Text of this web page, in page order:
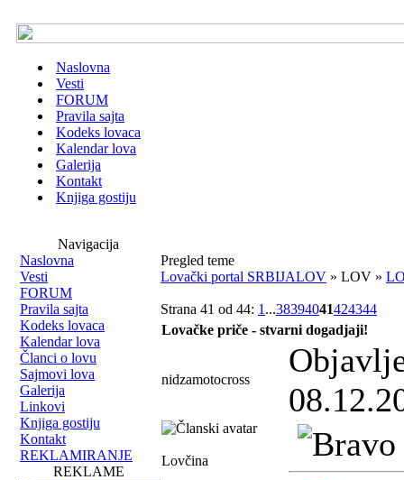
Naslovna
Vesti
FORUM
Pravila sajta
Kodeks lovaca
Kalendar lova
Galerija
Kontakt
Knjiga gostiju
Navigacija
Naslovna
Vesti
FORUM
Pravila sajta
Kodeks lovaca
Kalendar lova
Članci o lovu
Sajmovi lova
Galerija
Linkovi
Knjiga gostiju
Kontakt
REKLAMIRANJE
REKLAME
Pregled teme
Lovački portal SRBIJALOV » LOV »
Strana 41 od 44: 1 ...38394041424344
Lovačke priče - stvarni dogadjaji!
nidzamotocross
Lovčina